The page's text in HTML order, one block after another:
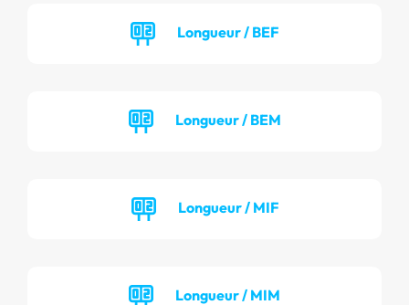
Longueur / BEF
Longueur / BEM
Longueur / MIF
Longueur / MIM